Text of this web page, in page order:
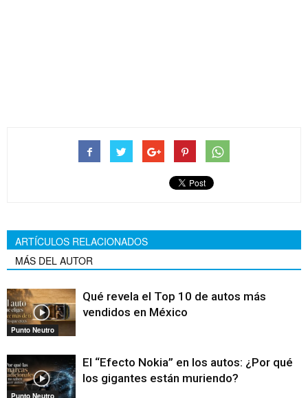
ARTÍCULOS RELACIONADOS
MÁS DEL AUTOR
Punto Neutro
Qué revela el Top 10 de autos más
vendidos en México
Punto Neutro
El “Efecto Nokia” en los autos: ¿Por qué
los gigantes están muriendo?